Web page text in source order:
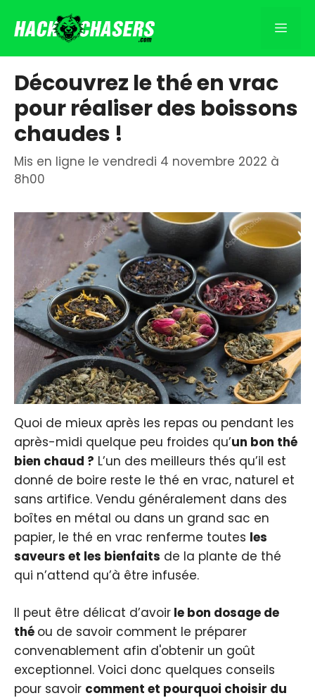
au
Découvrez le thé en vrac
pour réaliser des boissons
chaudes !
Mis en ligne le vendredi 4 novembre 2022 à
8h00
Quoi de mieux après les repas ou pendant les
après-midi quelque peu froides qu’un bon thé
bien chaud ? L’un des meilleurs thés qu’il est
donné de boire reste le thé en vrac, naturel et
sans artifice. Vendu généralement dans des
boîtes en métal ou dans un grand sac en
papier, le thé en vrac renferme toutes les
saveurs et les bienfaits de la plante de thé
qui n’attend qu’à être infusée.
Il peut être délicat d’avoir le bon dosage de
thé ou de savoir comment le préparer
convenablement afin d'obtenir un goût
exceptionnel. Voici donc quelques conseils
pour savoir comment et pourquoi choisir du